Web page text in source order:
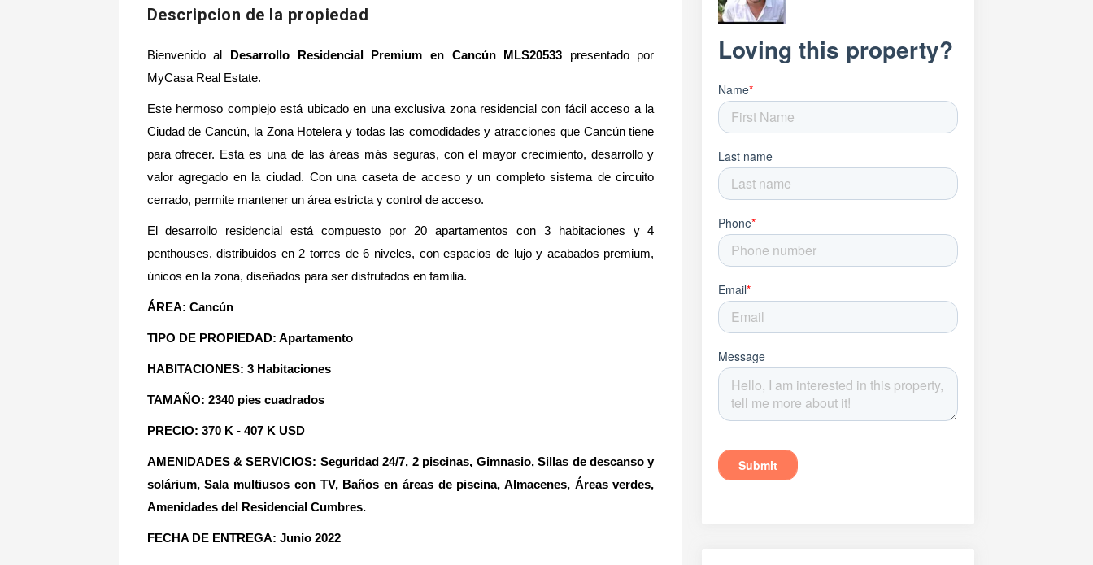
Descripcion de la propiedad
Bienvenido al Desarrollo Residencial Premium en Cancún MLS20533
presentado por
MyCasa Real Estate.
Este hermoso complejo está ubicado en una exclusiva zona residencial con fácil acceso a la
Ciudad de Cancún, la Zona Hotelera y todas las comodidades y atracciones que Cancún tiene
para ofrecer. Esta es una de las áreas más seguras, con el mayor crecimiento, desarrollo y
valor agregado en la ciudad. Con una caseta de acceso y un completo sistema de circuito
cerrado, permite mantener un área estricta y control de acceso.
El desarrollo residencial está compuesto por 20 apartamentos con 3 habitaciones y 4
penthouses, distribuidos en 2 torres de 6 niveles, con espacios de lujo y acabados premium,
únicos en la zona, diseñados para ser disfrutados en familia.
ÁREA: Cancún
TIPO DE PROPIEDAD: Apartamento
HABITACIONES: 3 Habitaciones
TAMAÑO: 2340 pies cuadrados
PRECIO: 370 K - 407 K USD
AMENIDADES & SERVICIOS: Seguridad 24/7, 2 piscinas, Gimnasio, Sillas de descanso y
solárium, Sala multiusos con TV, Baños en áreas de piscina, Almacenes, Áreas verdes,
Amenidades del Residencial Cumbres.
FECHA DE ENTREGA: Junio 2022